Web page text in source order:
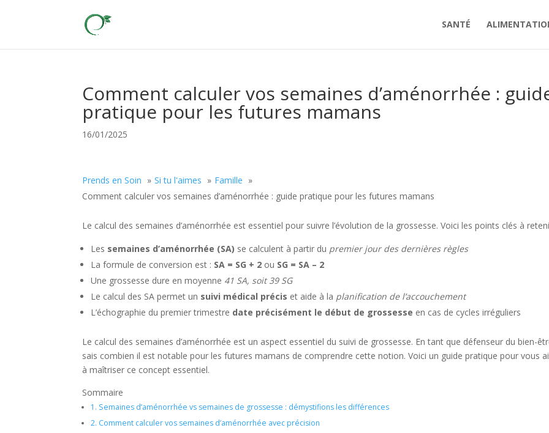
SANTÉ
Comment calculer vos semaines d’aménorrhée :
pratique pour les futures mamans
16/01/2025
Prends en Soin Si tu l'aimes
Famille
Comment calculer vos semaines d’aménorrhée : guide pratique pour les futures mamans
Le calcul des semaines d’aménorrhée est essentiel pour suivre l’évolution de la grossesse. Voici les points clés à
Les semaines d’aménorrhée (SA) se calculent à partir du premier jour des dernières règles
La formule de conversion est : SA = SG + 2 ou SG = SA – 2
Une grossesse dure en moyenne 41 SA, soit 39 SG
Le calcul des SA permet un suivi médical précis et aide à la planification de l’accouchement
L’échographie du premier trimestre date précisément le début de grossesse en cas de cycles irréguliers
Le calcul des semaines d’aménorrhée est un aspect essentiel du suivi de grossesse. En tant que défenseur du bien-
sais combien il est notable pour les futures mamans de comprendre cette notion. Voici un guide pratique pour vous
à maîtriser ce concept essentiel.
Sommaire
1. Semaines d’aménorrhée vs semaines de grossesse : démystifions les différences
2. Comment calculer vos semaines d’aménorrhée avec précision